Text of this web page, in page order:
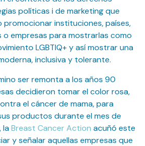
políticas i de marketing que
instituciones, países,
empresas para mostrarlas como
LGBTIQ+ y así mostrar una
inclusiva y tolerante.
ser remonta a los años 90
decidieron tomar el color rosa,
el cáncer de mama, para
productos durante el mes de
laBreast Cancer Action acuñó este
y señalar aquellas empresas que